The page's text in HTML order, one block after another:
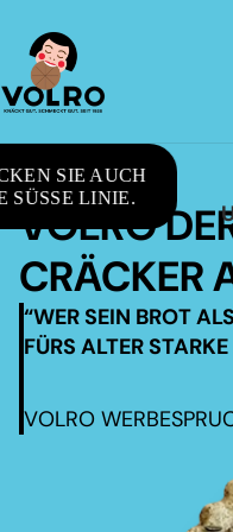
SIE AUCH
SÜSSE LINIE.
VOLRO
CRÄCKER
“WER SEIN BROT
FÜRS ALTER
VOLRO